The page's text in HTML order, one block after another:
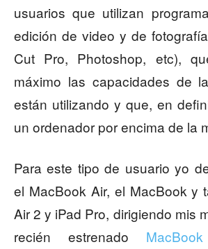
usuarios que utilizan
edición de video y de
Cut Pro, Photoshop, etc),
máximo las capacidades de
están utilizando y que, en
un ordenador por encima de la
Para este tipo de usuario yo
el MacBook Air, el MacBook y
Air 2 y iPad Pro, dirigiendo mis
recién estrenado